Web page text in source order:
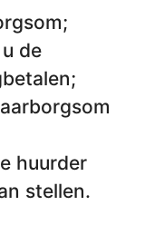
de
huurder
stellen.